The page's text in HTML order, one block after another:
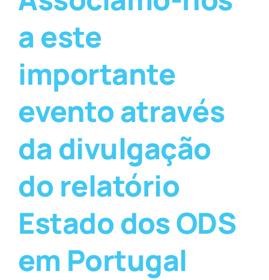
a este
importante
evento através
da divulgação
do relatório
Estado dos ODS
em Portugal